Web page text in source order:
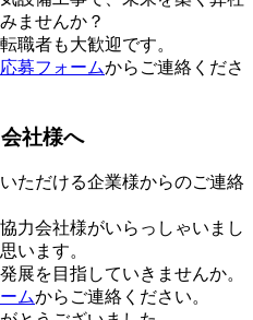
ませんか？
職者も大歓迎です。
募フォームからご連絡くださ
社様へ
ただける企業様からのご連絡
力会社様がいらっしゃいまし
います。
展を目指していきませんか。
ムからご連絡ください。